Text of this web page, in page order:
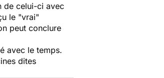
de celui-ci avec
le "vrai"
peut conclure
avec le temps.
dites